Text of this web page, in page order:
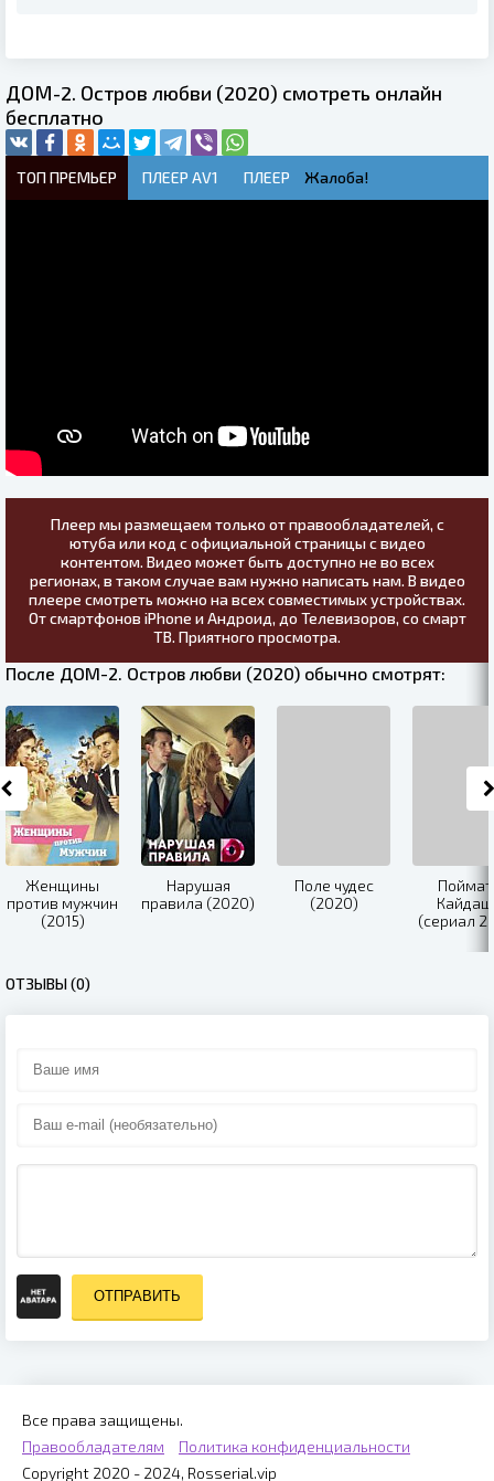
ДОМ-2. Остров любви (2020) смотреть онлайн
бесплатно
ТОП ПРЕМЬЕР ПЛЕЕР AV1 ПЛЕЕР Жалоба!
Плеер мы размещаем только от правообладателей, с
ютуба или код с официальной страницы с видео
контентом. Видео может быть доступно не во всех
регионах, в таком случае вам нужно написать нам. В видео
плеере смотреть можно на всех совместимых устройствах.
От смартфонов iPhone и Андроид, до Телевизоров, со смарт
ТВ. Приятного просмотра.
После ДОМ-2. Остров любви (2020) обычно смотрят:
Женщины
против мужчин
(2015)
Нарушая
правила (2020)
Поле чудес
(2020)
(сериал
ОТЗЫВЫ (0)
ОТПРАВИТЬ
Все права защищены.
Правообладателям
Политика конфиденциальности
Copyright 2020 - 2024, Rosserial.vip